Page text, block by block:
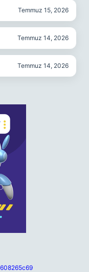
Temmuz 15, 2026
Temmuz 14, 2026
Temmuz 14, 2026